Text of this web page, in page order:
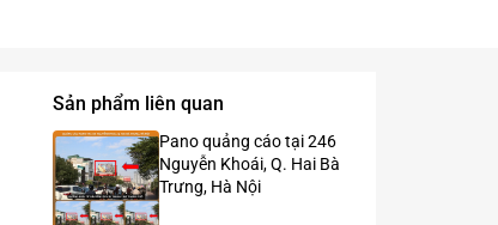
Sản phẩm liên quan
Pano quảng cáo tại 246
Nguyễn Khoái, Q. Hai Bà
Trưng, Hà Nội